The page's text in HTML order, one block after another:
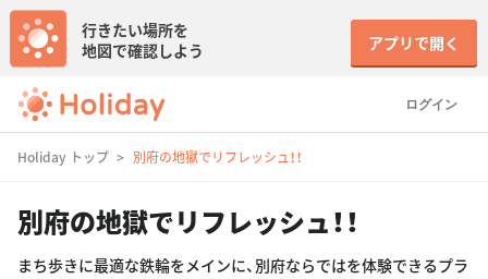
ログイン
行きたい場所を
地図で確認しよう
アプリで開く
Holiday トップ 別府の地獄でリフレッシュ！！
別府の地獄でリフレッシュ！！
まち歩きに最適な鉄輪をメインに、別府ならではを体験できるプラ